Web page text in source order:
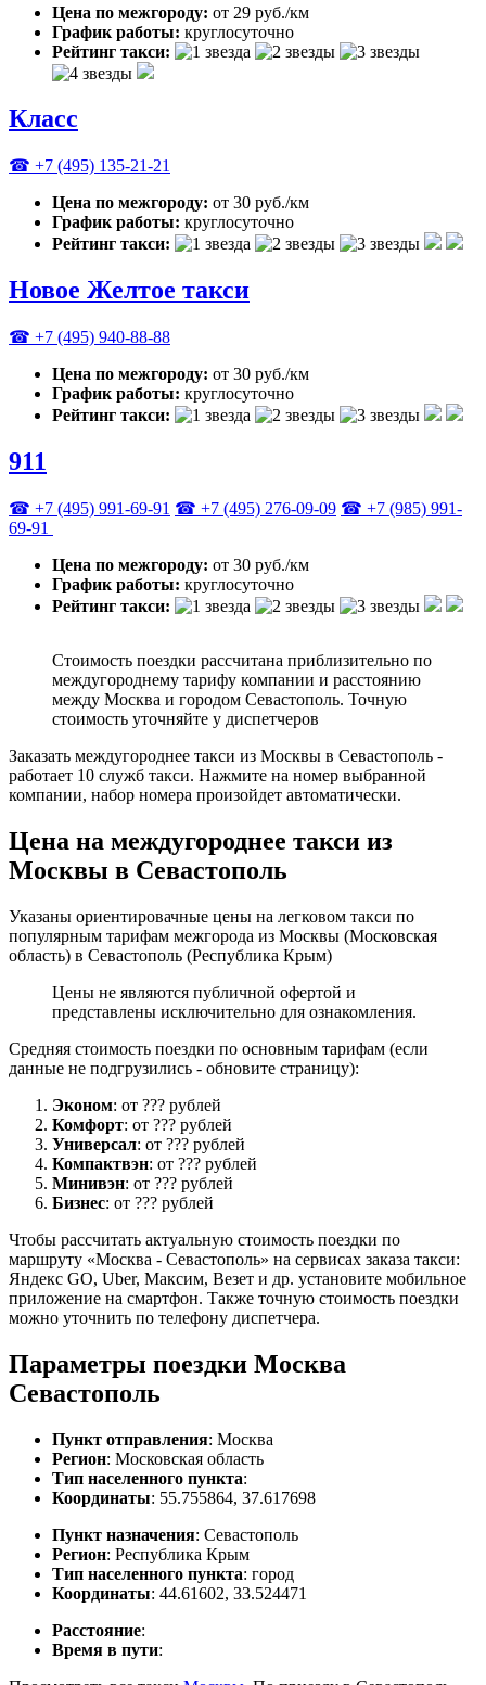
Цена по межгороду: от 29 руб./км
График работы: круглосуточно
Рейтинг такси:
Класс
☎ +7 (495) 135-21-21
Цена по межгороду: от 30 руб./км
График работы: круглосуточно
Рейтинг такси:
Новое Желтое такси
☎ +7 (495) 940-88-88
Цена по межгороду: от 30 руб./км
График работы: круглосуточно
Рейтинг такси:
911
☎ +7 (495) 991-69-91 ☎ +7 (495) 276-09-09 ☎ +7 (985) 991-
69-91
Цена по межгороду: от 30 руб./км
График работы: круглосуточно
Рейтинг такси:
Стоимость поездки рассчитана приблизительно по
междугороднему тарифу компании и расстоянию
между Москва и городом Севастополь. Точную
стоимость уточняйте у диспетчеров
Заказать междугороднее такси из Москвы в Севастополь -
работает 10 служб такси. Нажмите на номер выбранной
компании, набор номера произойдет автоматически.
Цена на междугороднее такси из
Москвы в Севастополь
Указаны ориентировачные цены на легковом такси по
популярным тарифам межгорода из Москвы (Московская
область) в Севастополь (Республика Крым)
Цены не являются публичной офертой и
представлены исключительно для ознакомления.
Средняя стоимость поездки по основным тарифам (если
данные не подгрузились - обновите страницу):
Эконом: от ??? рублей
Комфорт: от ??? рублей
Универсал: от ??? рублей
Компактвэн: от ??? рублей
Минивэн: от ??? рублей
Бизнес: от ??? рублей
Чтобы рассчитать актуальную стоимость поездки по
маршруту «Москва - Севастополь» на сервисах заказа такси:
Яндекс GO, Uber, Максим, Везет и др. установите мобильное
приложение на смартфон. Также точную стоимость поездки
можно уточнить по телефону диспетчера.
Параметры поездки Москва
Севастополь
Пункт отправления: Москва
Регион: Московская область
Тип населенного пункта:
Координаты: 55.755864, 37.617698
Пункт назначения: Севастополь
Регион: Республика Крым
Тип населенного пункта: город
Координаты: 44.61602, 33.524471
Расстояние:
Время в пути: